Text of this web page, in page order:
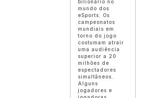
bilionário no
mundo dos
eSports. Os
campeonatos
mundiais em
torno do jogo
costumam atrair
uma audiência
superior a 20
milhões de
espectadores
simultâneos.
Alguns
jogadores e